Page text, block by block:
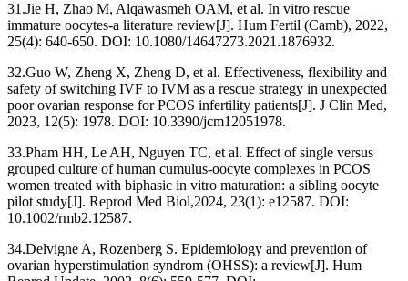
31.Jie H, Zhao M, Alqawasmeh OAM, et al. In vitro rescue
immature oocytes-a literature review[J]. Hum Fertil (Camb), 2022,
25(4): 640-650. DOI: 10.1080/14647273.2021.1876932.
32.Guo W, Zheng X, Zheng D, et al. Effectiveness, flexibility and
safety of switching IVF to IVM as a rescue strategy in unexpected
poor ovarian response for PCOS infertility patients[J]. J Clin Med,
2023, 12(5): 1978. DOI: 10.3390/jcm12051978.
33.Pham HH, Le AH, Nguyen TC, et al. Effect of single versus
grouped culture of human cumulus-oocyte complexes in PCOS
women treated with biphasic in vitro maturation: a sibling oocyte
pilot study[J]. Reprod Med Biol,2024, 23(1): e12587. DOI:
10.1002/rmb2.12587.
34.Delvigne A, Rozenberg S. Epidemiology and prevention of
ovarian hyperstimulation syndrom (OHSS): a review[J]. Hum